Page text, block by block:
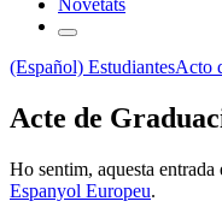
(Español) EstudiantesActo
Acte de
Ho sentim, aquesta
Espanyol Europeu.